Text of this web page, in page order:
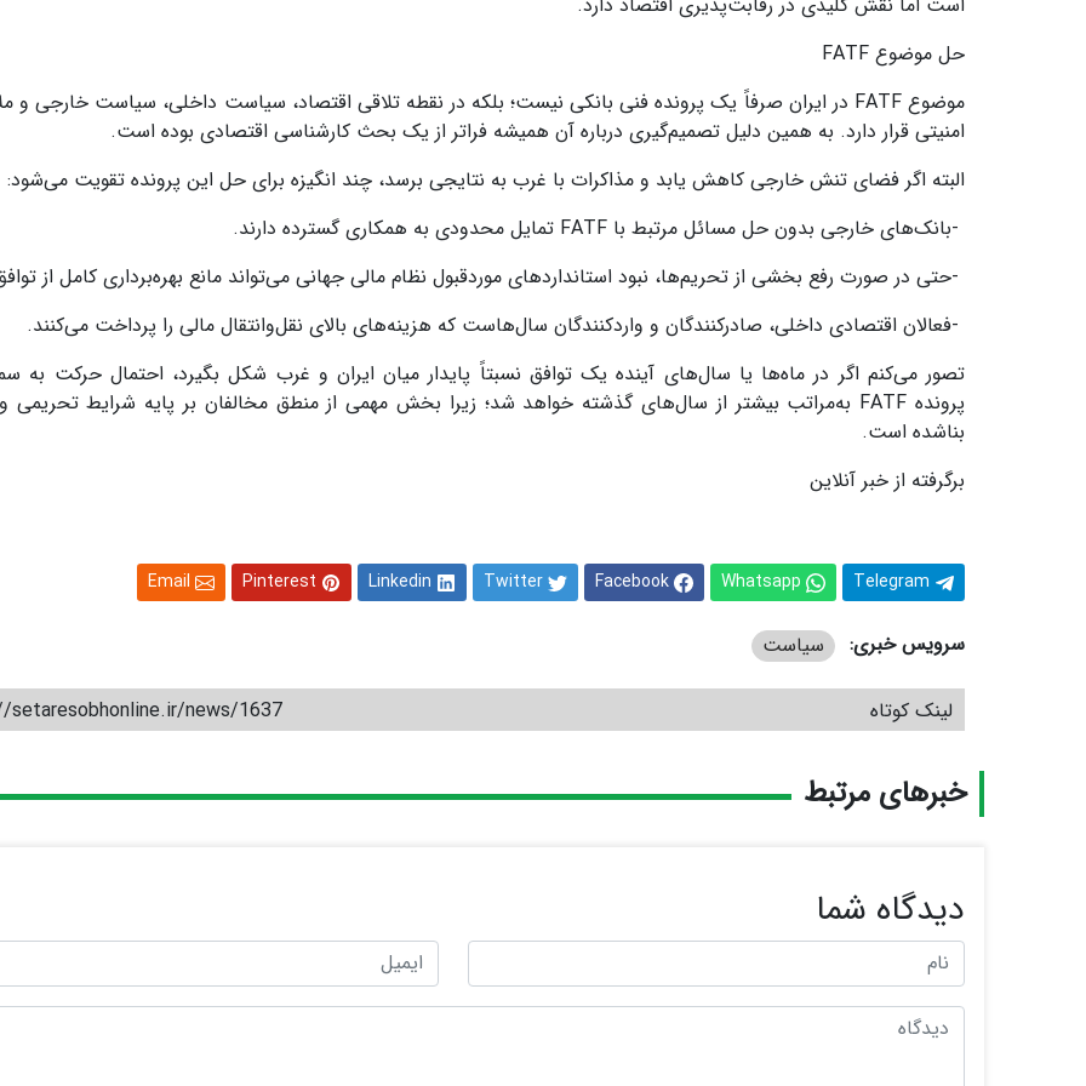
حل موضوع FATF
موضوعFATF در ایران صرفاً یک پرونده فنی بانکی نیست؛ بلکه در نقطه تلاقی اقتصاد، سیاست داخلی، سیاست خارجی و
امنیتی قرار دارد. به همین دلیل تصمیم‌گیری درباره آن همیشه فراتر از یک بحث کارشناسی اقتصادی بوده است.
البته اگر فضای تنش خارجی کاهش یابد و مذاکرات با غرب به نتایجی برسد، چند انگیزه برای حل این پرونده تقویت می‌شود:
-بانک‌های خارجی بدون حل مسائل مرتبط با FATF تمایل محدودی به همکاری گسترده دارند.
-حتی در صورت رفع بخشی از تحریم‌ها، نبود استانداردهای موردقبول نظام مالی جهانی می‌تواند مانع بهره‌برداری کامل از
-فعالان اقتصادی داخلی، صادرکنندگان و واردکنندگان سال‌هاست که هزینه‌های بالای نقل‌وانتقال مالی را پرداخت می‌کنند.
تصور می‌کنم اگر در ماه‌ها یا سال‌های آینده یک توافق نسبتاً پایدار میان ایران و غرب شکل بگیرد، احتمال حرکت
پروندهFATF به‌مراتب بیشتر از سال‌های گذشته خواهد شد؛ زیرا بخش مهمی از منطق مخالفان بر پایه شرایط تحریمی و
بناشده است.
برگرفته از خبر آنلاین
Telegram
Whatsapp
Facebook
Twitter
Linkedin
Pinterest
Email
سرویس خبری: سیاست
لینک کوتاه news/1637
خبرهای مرتبط
دیدگاه شما